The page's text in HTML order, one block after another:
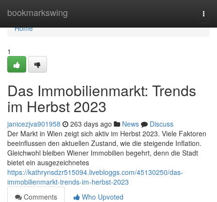
bookmarkswing
Home
Home
1
Das Immobilienmarkt: Trends
im Herbst 2023
janicezjva901958 263 days ago News
Discuss
Der Markt in Wien zeigt sich aktiv im Herbst 2023. Viele Faktoren
beeinflussen den aktuellen Zustand, wie die steigende Inflation.
Gleichwohl bleiben Wiener Immobilien begehrt, denn die Stadt
bietet ein ausgezeichnetes
https://kathrynsdzr515094.livebloggs.com/45130250/das-
immobilienmarkt-trends-im-herbst-2023
Comments
Who Upvoted